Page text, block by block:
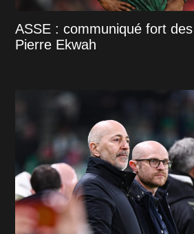
ASSE : communiqué fort
Pierre Ekwah